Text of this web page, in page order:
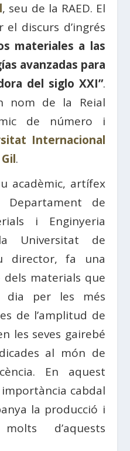
, seu de la RAED. El
discurs d’ingrés
materiales a las
avanzadas para
del siglo XXI”.
nom de la Reial
de número i
Internacional
.
acadèmic, artífex
de
i Enginyeria
Universitat de
director, fa una
dels materials que
dia per les més
de l’amplitud de
les seves gairebé
al món de
En aquest
cabdal
la producció i
d’aquests